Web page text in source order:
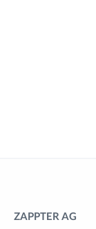
ZAPPTER AG